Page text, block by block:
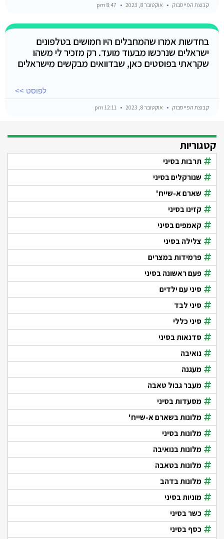
קבוצת הפייסבוק אוקטובר 8, 2023
בחדשות אמרו שהמחבלים היו חמושים בטלפונים
ישראלים שנרכשו מבעוד מועד. רק מזכיר לי משהו
שקראתי בפוסטים כאן, שבדוואים מבקשים מישראלים
לפוסט >>
קבוצת הפייסבוק אוקטובר 8, 2023
קטגוריות
תרבות בסיני
שנורקלים בסיני
שארם א-שייח'
קזינו בסיני
קאמפים בסיני
צלילה בסיני
פרמידות במצרים
פעם ראשונה בסיני
סיני עם ילדים
סיני לבד
סיני כללי
סדנאות בסיני
נואיבה
מעגנה
מעבר גבול טאבה
מסעדות בסיני
מלונות בשארם א-שייח'
מלונות בסיני
מלונות בנואיבה
מלונות בטאבה
מלונות בדהב
מוניות בסיני
כשר בסיני
כסף בסיני